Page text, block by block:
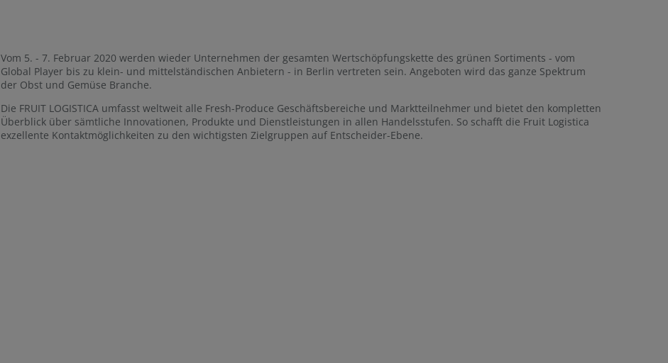
Vom 5. - 7. Februar 2020 werden wieder Unternehmen der gesamten Wertschöpfungskette des grünen Sortiments - vom
Global Player bis zu klein- und mittelständischen Anbietern - in Berlin vertreten sein. Angeboten wird das ganze Spektrum
der Obst und Gemüse Branche.
Die FRUIT LOGISTICA umfasst weltweit alle Fresh-Produce Geschäftsbereiche und Marktteilnehmer und bietet den kompletten
Überblick über sämtliche Innovationen, Produkte und Dienstleistungen in allen Handelsstufen. So schafft die Fruit Logistica
exzellente Kontaktmöglichkeiten zu den wichtigsten Zielgruppen auf Entscheider-Ebene.